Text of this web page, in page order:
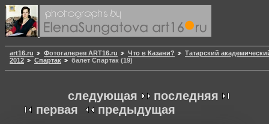
art16.ru Фотогалерея ART16.ru Что в Казани?
Татарский
2012
Спартак балет Спартак (19)
следующая
последняя
первая
предыдущая